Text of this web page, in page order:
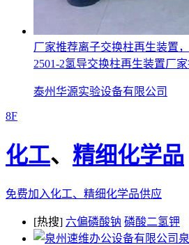
厂家推荐离子交换柱再生装置
2501-2氢导交换柱再生装置厂
泰州华源实验设备有限公司
8F
化工、 精细化学品
免费加入化工、精细化学品供应
[热搜] 六偏磷酸钠 磷酸二氢钾